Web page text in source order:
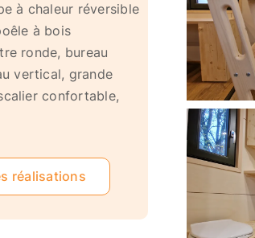
à chaleur réversible
à bois
ronde, bureau
vertical, grande
confortable,
réalisations